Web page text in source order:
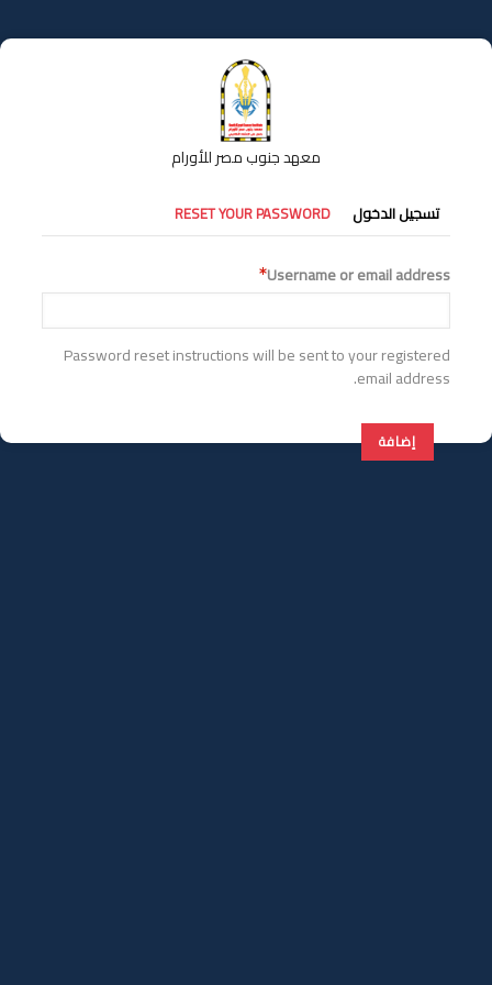
إلى
المحتوى
معهد جنوب مصر للأورام
التبويبات
الأساسية
تسجيل الدخول RESET YOUR PASSWORD
Username or email address
Password reset instructions will be sent to your registered
email address.